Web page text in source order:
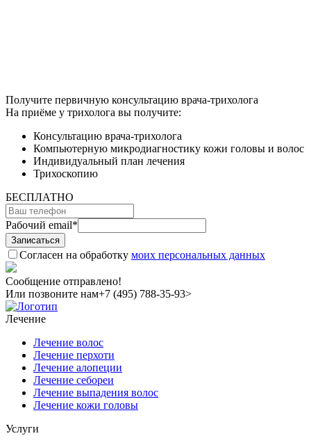
Получите первичную консультацию врача-трихолога
На приёме у трихолога вы получите:
Консультацию врача-трихолога
Компьютерную микродиагностику кожи головы и волос
Индивидуальный план лечения
Трихоскопию
БЕСПЛАТНО
Рабочий email*
Согласен на обработку моих персональных данных
Сообщение отправлено!
Или позвоните нам+7 (495) 788-35-93>
Лечение
Лечение волос
Лечение перхоти
Лечение алопеции
Лечение себореи
Лечение выпадения волос
Лечение кожи головы
Услуги